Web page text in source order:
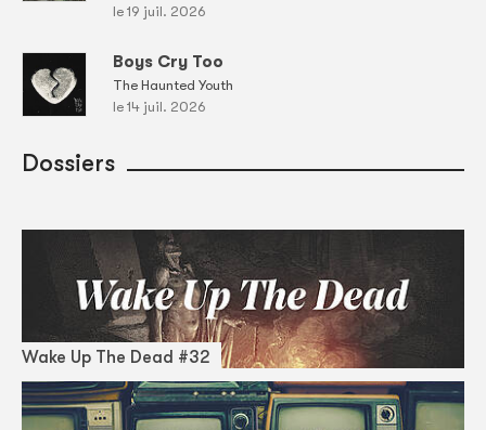
le 19 juil. 2026
Boys Cry Too
The Haunted Youth
le 14 juil. 2026
Dossiers
Wake Up The Dead #32